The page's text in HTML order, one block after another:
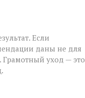
Если
даны не для
Грамотный уход — это